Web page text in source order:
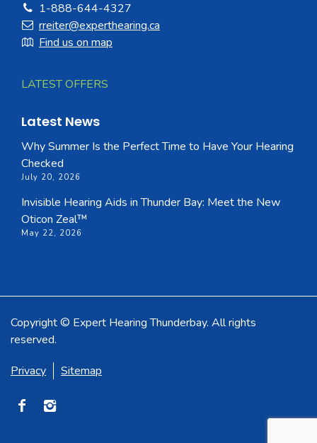
1-888-644-4327
rreiter@experthearing.ca
Find us on map
LATEST OFFERS
Latest News
Why Summer Is the Perfect Time to Have Your Hearing
Checked
July 20, 2026
Invisible Hearing Aids in Thunder Bay: Meet the New
Oticon Zeal™
May 22, 2026
Copyright © Expert Hearing Thunderbay. All rights
reserved.
Privacy
Sitemap